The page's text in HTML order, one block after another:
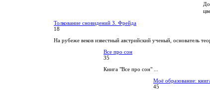
Толкование сновидений З. Фрейда
18
На рубеже веков известный австрийский ученый, основатель
Все про сон
35
Книга "Все про сон" ...
Моё образование:
45